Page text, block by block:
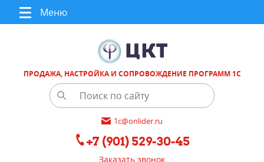
Меню
ПРОДАЖА, НАСТРОЙКА И СОПРОВОЖДЕНИЕ ПРОГРАММ 1С
1c@onlider.ru
+7 (901) 529-30-45
Заказать звонок